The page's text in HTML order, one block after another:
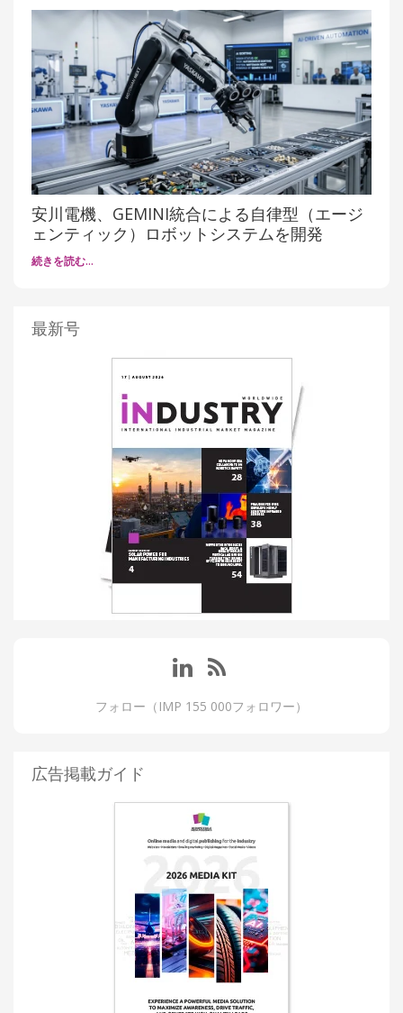
安川電機、GEMINI統合による自律型（エージ
ェンティック）ロボットシステムを開発
続きを読む…
最新号
フォロー（IMP 155 000フォロワー）
広告掲載ガイド